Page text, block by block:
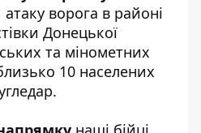
ворога в районі
Донецької
та мінометних
10 населених